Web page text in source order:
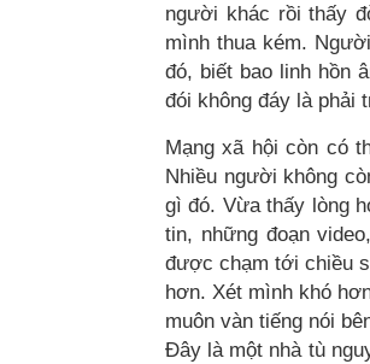
người khác rồi thấy
mình thua kém.
đó, biết bao linh hồn
đói không đáy là phải
Mạng xã hội còn có
Nhiều người không
gì đó. Vừa thấy lòng
tin, những đoạn
được chạm tới chiều
hơn. Xét mình khó
muôn vàn tiếng nói
Đây là một nhà tù